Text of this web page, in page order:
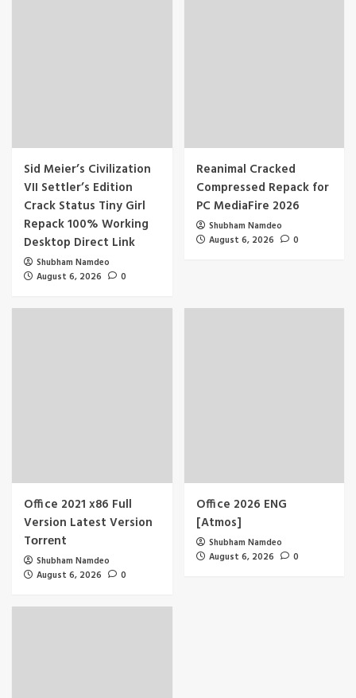
Sid Meier’s Civilization
VII Settler’s Edition
Crack Status Tiny Girl
Repack 100% Working
Desktop Direct Link
Shubham Namdeo
August 6, 2026
0
Reanimal Cracked
Compressed Repack for
PC MediaFire 2026
Shubham Namdeo
August 6, 2026
0
Office 2021 x86 Full
Version Latest Version
Tоrrеnt
Shubham Namdeo
August 6, 2026
0
Office 2026 ENG
[Atmos]
Shubham Namdeo
August 6, 2026
0